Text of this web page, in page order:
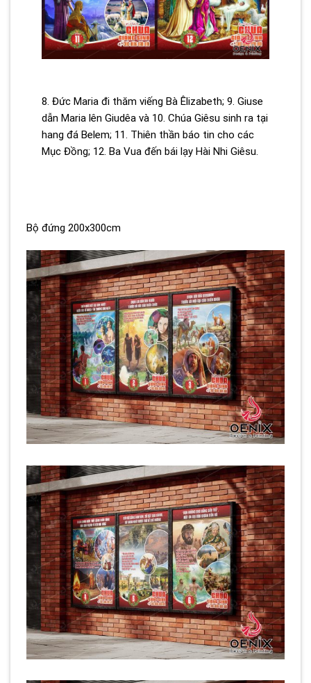
8. Đức Maria đi thăm viếng Bà Êlizabeth; 9. Giuse
dẫn Maria lên Giudêa và 10. Chúa Giêsu sinh ra tại
hang đá Belem; 11. Thiên thần báo tin cho các
Mục Đồng; 12. Ba Vua đến bái lạy Hài Nhi Giêsu.
Bộ đứng 200x300cm